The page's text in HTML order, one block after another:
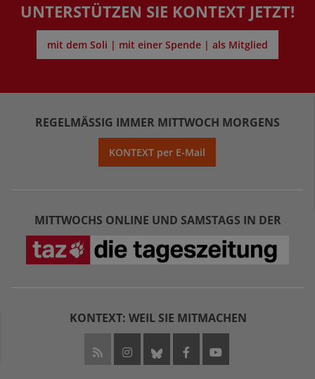
UNTERSTÜTZEN SIE KONTEXT JETZT!
mit dem Soli | mit einer Spende | als Mitglied
REGELMÄSSIG IMMER MITTWOCH MORGENS
KONTEXT per E-Mail
MITTWOCHS ONLINE UND SAMSTAGS IN DER
KONTEXT: WEIL SIE MITMACHEN